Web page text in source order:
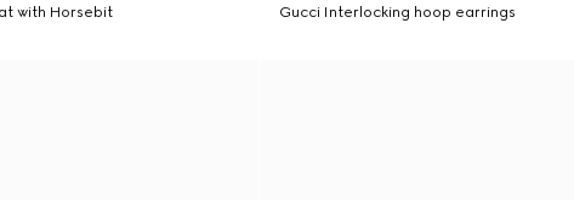
with Horsebit Gucci Interlocking hoop earrings